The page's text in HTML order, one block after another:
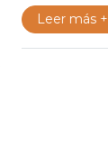
Leer más +